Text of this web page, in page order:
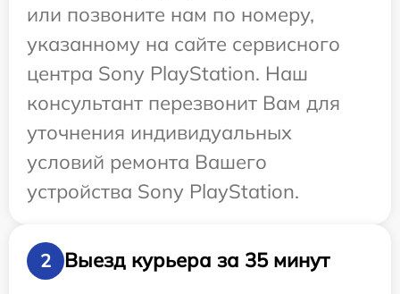
или позвоните нам по номеру,
указанному на сайте сервисного
центра Sony PlayStation. Наш
консультант перезвонит Вам для
уточнения индивидуальных
условий ремонта Вашего
устройства Sony PlayStation.
2
Выезд курьера за 35 минут